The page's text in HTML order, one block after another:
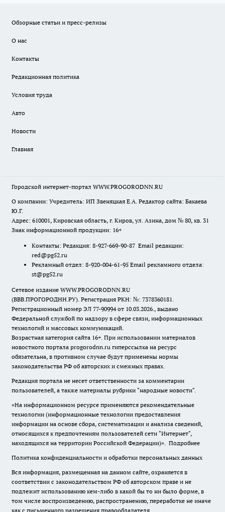
Обзорные статьи и пресс-релизы
О нас
Контакты
Редакционная политика
Условия труда
Авто
Новости
Главная
Городской интернет-портал WWW.PROGORODNN.RU
О компании: Учредитель: ИП Звеняцкая Е.А. Редактор сайта: Бакаева
Ю.Г.
Адрес: 610001, Кировская область, г. Киров, ул. Азина, дом № 80, кв. 31
Знак информационной продукции: 16+
Контакты: Редакция: 8-927-669-90-87 Email редакции:
red@pg52.ru
Рекламный отдел: 8-920-004-61-95 Email рекламного отдела:
st@pg52.ru
Сетевое издание WWW.PROGORODNN.RU
(ВВВ.ПРОГОРОДНН.РУ). Регистрация РКН: №: 7378360181.
Регистрационный номер ЭЛ 77-90994 от 10.03.2026., выдано
Федеральной службой по надзору в сфере связи, информационных
технологий и массовых коммуникаций.
Возрастная категория сайта 16+. При использовании материалов
новостного портала progorodnn.ru гиперссылка на ресурс
обязательна, в противном случае будут применены нормы
законодательства РФ об авторских и смежных правах.
Редакция портала не несет ответственности за комментарии
пользователей, а также материалы рубрики "народные новости".
«На информационном ресурсе применяются рекомендательные
технологии (информационные технологии предоставления
информации на основе сбора, систематизации и анализа сведений,
относящихся к предпочтениям пользователей сети "Интернет",
находящихся на территории Российской Федерации)». Подробнее
Политика конфиденциальности и обработки персональных данных
Вся информация, размещенная на данном сайте, охраняется в
соответствии с законодательством РФ об авторском праве и не
подлежит использованию кем-либо в какой бы то ни было форме, в
том числе воспроизведению, распространению, переработке не иначе
как с письменного разрешения правообладателя.